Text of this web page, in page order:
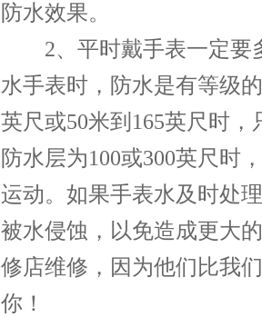
防水效果。
2、平时戴手表一定要
水手表时，防水是有等级
英尺或50米到165英尺时
防水层为100或300英尺时
运动。如果手表水及时处
被水侵蚀，以免造成更大
修店维修，因为他们比我
你！